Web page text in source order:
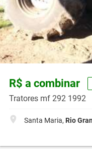
R$ a combinar
Tratores mf 292 1992
Santa Maria, Rio